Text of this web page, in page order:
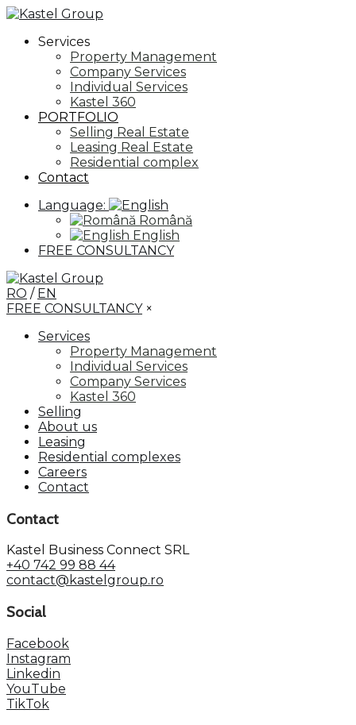
Services
Property Management
Company Services
Individual Services
Kastel 360
PORTFOLIO
Selling Real Estate
Leasing Real Estate
Residential complex
Contact
Language:
Română
English
FREE CONSULTANCY
RO / EN
FREE CONSULTANCY ×
Services
Property Management
Individual Services
Company Services
Kastel 360
Selling
About us
Leasing
Residential complexes
Careers
Contact
Contact
Kastel Business Connect SRL
+40 742 99 88 44
contact@kastelgroup.ro
Social
Facebook
Instagram
Linkedin
YouTube
TikTok